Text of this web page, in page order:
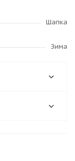
Шапка
Зима